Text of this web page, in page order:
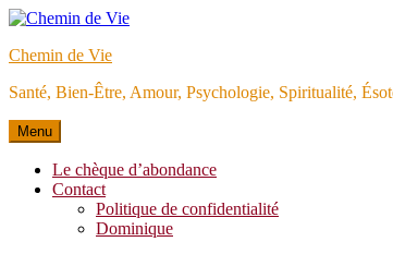
Aller
contenu
Chemin de Vie
Santé, Bien-Être, Amour, Psychologie, Spiritualité,
Menu
Le chèque d’abondance
Contact
Politique de confidentialité
Dominique